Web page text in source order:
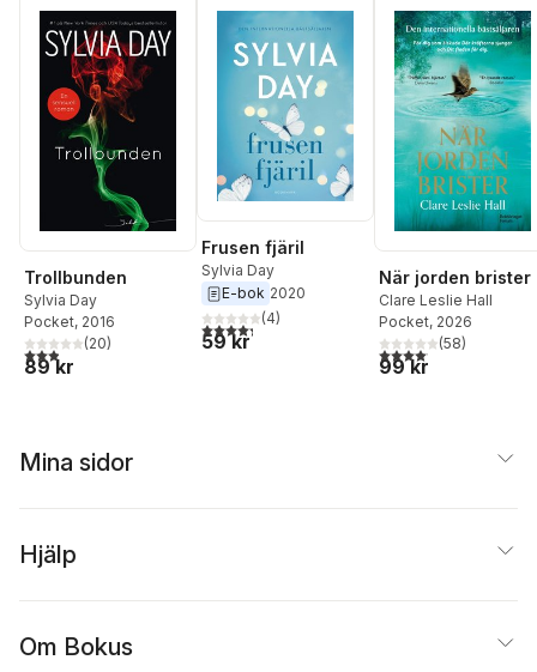
Trollbunden
Sylvia Day
Pocket, 2016
2,9utav 5 stjärnor. Totalt antal röster:
(20)
89 kr
Frusen fjäril
Sylvia Day
E-bok 2020
4,3utav 5 stjärnor. Totalt antal röster:
(4)
59 kr
När jorden brister
Clare Leslie Hall
Pocket, 2026
4,1utav 5 stjärnor.
(58)
99 kr
Mina sidor
Hjälp
Om Bokus